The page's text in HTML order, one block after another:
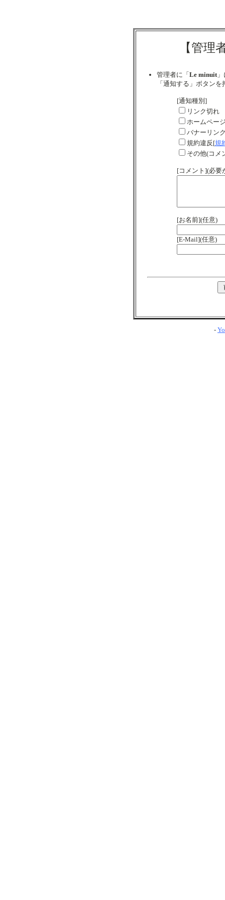
【管理
管理者に「 Le minuit」
「通知する」ボタン
[通知種別]
リンク切れ
ホームペー
バナーリン
規約違反[規
その他(コメ
[コメント](必要
[お名前](任意)
[E-Mail](任意)
-